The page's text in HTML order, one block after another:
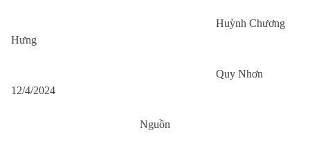
Huỳnh Chương
Hưng
Quy Nhơn
12/4/2024
Nguồn